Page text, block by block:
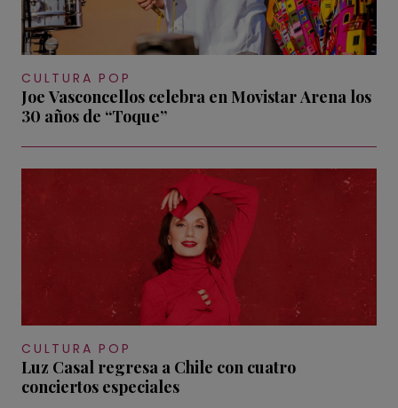
CULTURA POP
Joe Vasconcellos celebra en Movistar Arena los
30 años de “Toque”
CULTURA POP
Luz Casal regresa a Chile con cuatro
conciertos especiales